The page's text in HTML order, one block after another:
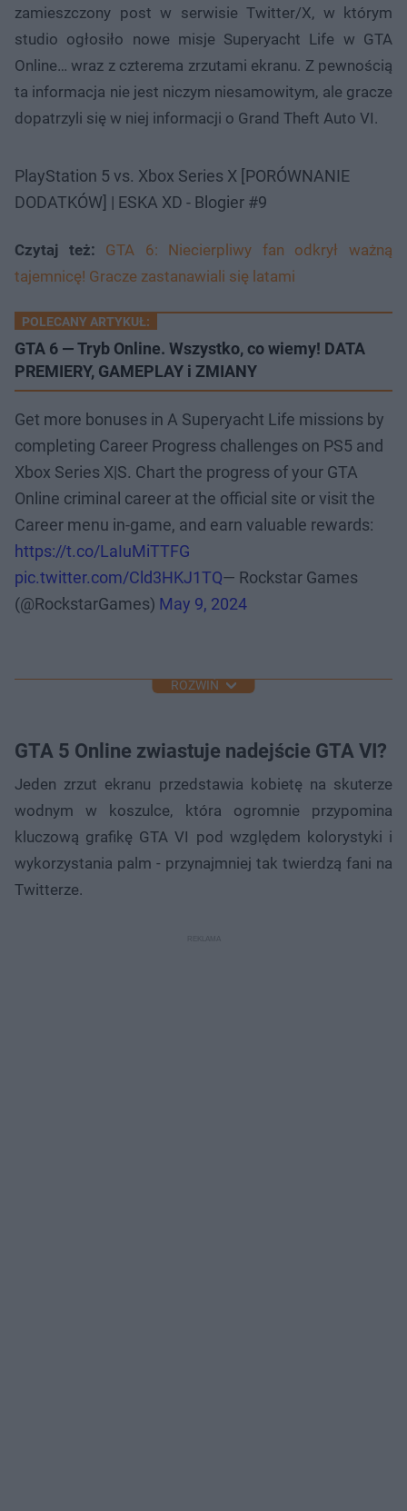
zamieszczony post w serwisie Twitter/X, w którym
studio ogłosiło nowe misje Superyacht Life w GTA
Online… wraz z czterema zrzutami ekranu. Z pewnością
ta informacja nie jest niczym niesamowitym, ale gracze
dopatrzyli się w niej informacji o Grand Theft Auto VI.
PlayStation 5 vs. Xbox Series X [PORÓWNANIE
DODATKÓW] | ESKA XD - Blogier #9
Czytaj też:
GTA 6: Niecierpliwy fan odkrył ważną
tajemnicę! Gracze zastanawiali się latami
POLECANY ARTYKUŁ:
GTA 6 — Tryb Online. Wszystko, co wiemy! DATA
PREMIERY, GAMEPLAY i ZMIANY
Get more bonuses in A Superyacht Life missions by
completing Career Progress challenges on PS5 and
Xbox Series X|S. Chart the progress of your GTA
Online criminal career at the official site or visit the
Career menu in-game, and earn valuable rewards:
https://t.co/LaIuMiTTFG
pic.twitter.com/Cld3HKJ1TQ— Rockstar Games
(@RockstarGames) May 9, 2024
ROZWIŃ
GTA 5 Online zwiastuje nadejście GTA VI?
Jeden zrzut ekranu przedstawia kobietę na skuterze
wodnym w koszulce, która ogromnie przypomina
kluczową grafikę GTA VI pod względem kolorystyki i
wykorzystania palm - przynajmniej tak twierdzą fani na
Twitterze.